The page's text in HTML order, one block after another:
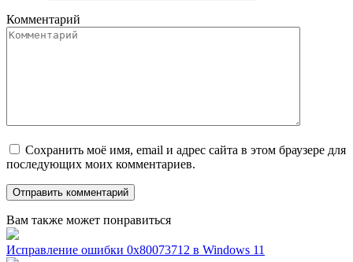
Комментарий
Сохранить моё имя, email и адрес сайта в этом браузере для
последующих моих комментариев.
Вам также может понравиться
Исправление ошибки 0x80073712 в Windows 11